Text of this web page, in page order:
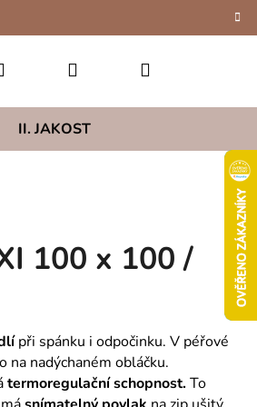
II. JAKOST
Hledat PřihlášeníNákupní
100 x 100 /
při spánku i odpočinku. V péřové
na nadýchaném obláčku.
termoregulační schopnost.To